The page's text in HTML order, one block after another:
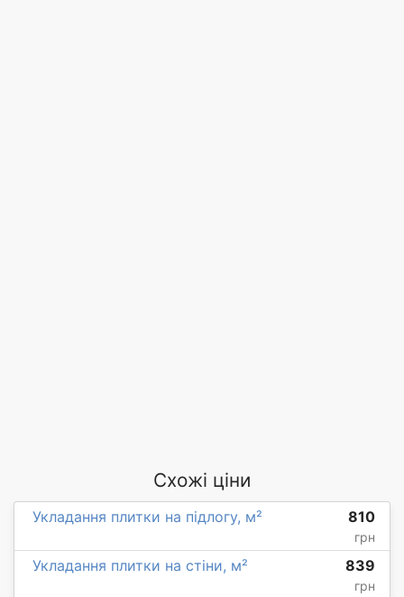
Схожі ціни
Укладання плитки на підлогу, м² 810
грн
Укладання плитки на стіни, м² 839
грн